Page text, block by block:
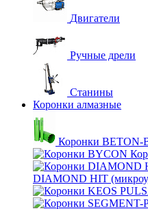
Двигатели
Ручные дрели
Станины
Коронки алмазные
Коронки BETON-
DIAMOND HIT